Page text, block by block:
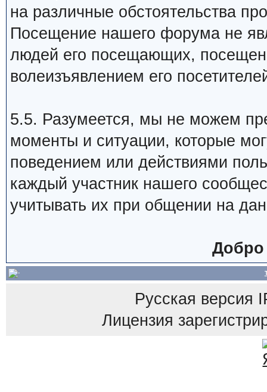
на различные обстоятельства
Посещение нашего форума не
людей его посещающих,
волеизъявлением его
5.5. Разумеется, мы не можем
моменты и ситуации, которые
поведением или действиями
каждый участник нашего
учитывать их при общении на
Добро
Русская версия
Лицензия